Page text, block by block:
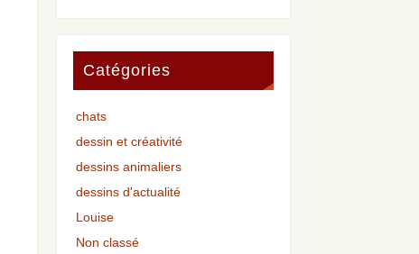
Catégories
chats
dessin et créativité
dessins animaliers
dessins d'actualité
Louise
Non classé